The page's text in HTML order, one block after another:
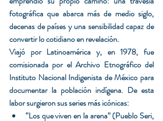
fotográfica que abarca más de medio siglo,
decenas de países y una sensibilidad capaz de
convertir lo cotidiano en revelación.
Viajó por Latinoamérica y, en 1978, fue
comisionada por el Archivo Etnográfico del
Instituto Nacional Indigenista de México para
documentar la población indígena. De esta
labor surgieron sus series más icónicas:
“Los que viven en la arena” (Pueblo Seri,